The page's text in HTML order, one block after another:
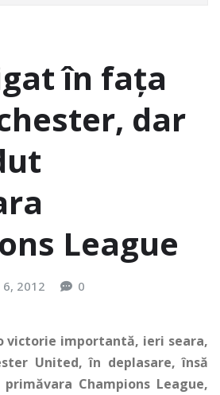
în fața
dar
League
6, 2012 0
victorie importantă, ieri seara,
United, în deplasare, însă
Champions League,